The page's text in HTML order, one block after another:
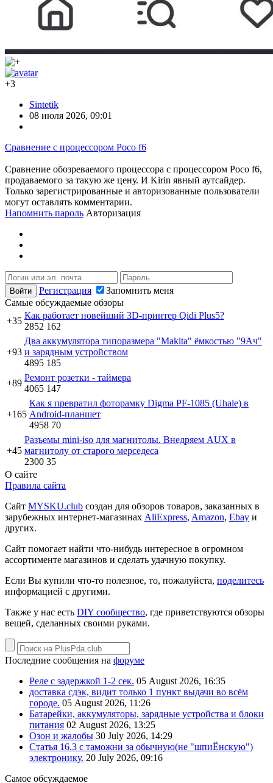
+3
Sintetik
08 июля 2026, 09:01
Сравнение с процессором Poco f6
Сравнение обозреваемого процессора с процессором Poco f6,
продаваемого за такую же цену. И Kirin явный аутсайдер.
Только зарегистрированные и авторизованные пользователи
могут оставлять комментарии.
Напомнить пароль Авторизация
Регистрация
Запомнить меня
Самые обсуждаемые обзоры
+35
Как работает новейший 3D-принтер Qidi Plus5?
2852 162
+93
Два аккумулятора типоразмера "Makita" ёмкостью "9Ач"
и зарядным устройством
4895 185
+89
Ремонт розетки - таймера
4065 147
+165
Как я превратил фоторамку Digma PF-1085 (Uhale) в
Android-планшет
4958 70
+45
Разъемы mini-iso для магнитолы. Внедряем AUX в
магнитолу от старого мерседеса
2300 35
О сайте
Правила сайта
Сайт MYSKU.club cоздан для обзоров товаров, заказанных в
зарубежных интернет-магазинах AliExpress, Amazon, Ebay и
других.
Сайт помогает найти что-нибудь интересное в огромном
ассортименте магазинов и сделать удачную покупку.
Если Вы купили что-то полезное, то, пожалуйста, поделитесь
информацией с другими.
Также у нас есть DIY сообщество, где приветствуются обзоры
вещей, сделанных своими руками.
Последние сообщения на форуме
Реле с задержкой 1-2 сек. 05 August 2026, 16:35
доставка сдэк, видит только 1 пункт выдачи во всём
городе. 05 August 2026, 11:26
Батарейки, аккумуляторы, зарядные устройства и блоки
питания 02 August 2026, 13:25
Озон и жалобы 30 July 2026, 14:29
Статья 16.3 с таможни за обычную(не "шпиЁнскую")
электронику. 20 July 2026, 09:16
Самое обсуждаемое